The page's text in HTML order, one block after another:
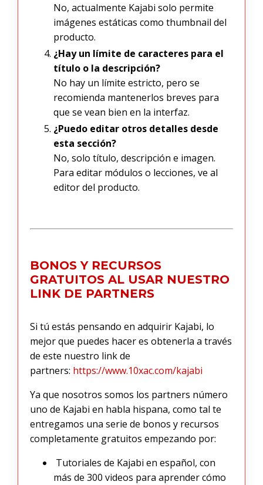
No, actualmente Kajabi solo permite
imágenes estáticas como thumbnail del
producto.
¿Hay un límite de caracteres para el
título o la descripción?
No hay un límite estricto, pero se
recomienda mantenerlos breves para
que se vean bien en la interfaz.
¿Puedo editar otros detalles desde
esta sección?
No, solo título, descripción e imagen.
Para editar módulos o lecciones, ve al
editor del producto.
BONOS Y RECURSOS
GRATUITOS AL USAR NUESTRO
LINK DE PARTNERS
Si tú estás pensando en adquirir Kajabi, lo
mejor que puedes hacer es obtenerla a través
de este nuestro link de
partners: https://www.10xac.com/kajabi
Ya que nosotros somos los partners número
uno de Kajabi en habla hispana, como tal te
entregamos una serie de bonos y recursos
completamente gratuitos empezando por:
Tutoriales de Kajabi en español, con
más de 300 videos para aprender cómo